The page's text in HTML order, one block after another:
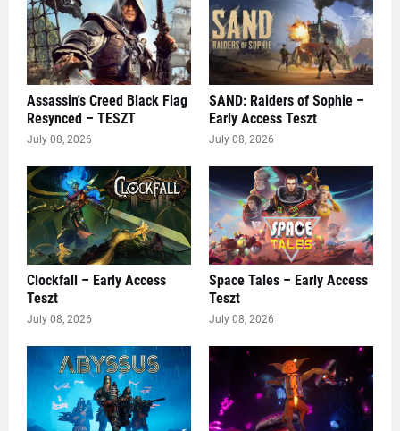
Assassin's Creed Black Flag
Resynced – TESZT
July 08, 2026
SAND: Raiders of Sophie –
Early Access Teszt
July 08, 2026
Clockfall – Early Access
Teszt
July 08, 2026
Space Tales – Early Access
Teszt
July 08, 2026